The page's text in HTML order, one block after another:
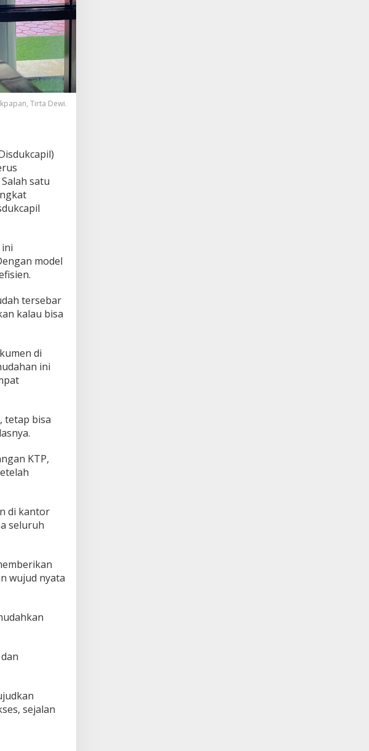
Tirta Dewi.
satu
model
tersebar
kalau bisa
di
ini
tetap bisa
KTP,
di kantor
seluruh
wujud nyata
sejalan